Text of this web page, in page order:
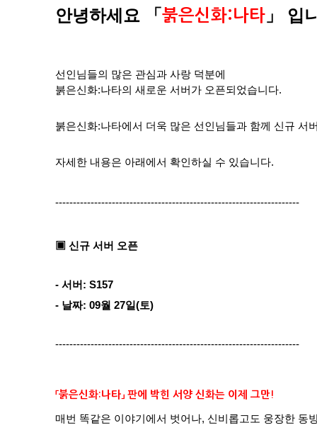
안녕하세요
「붉은신화:나타 」 입
선인님들의 많은 관심과 사랑 덕분에
붉은신화:나타의 새로운 서버가 오픈되었습니다.​
붉은신화:나타에서 더욱 많은 선인님들과 함께 신규 서
자세한 내용은 아래에서 확인하실 수 있습니다.
---------------------------------------------------------------------
▣ 신규 서버 오픈
- 서버: S157
- 날짜: 09월 27일(토)
---------------------------------------------------------------------
「붉은신화:나타」 판에 박힌 서양 신화는 이제 그만!
매번 똑같은 이야기에서 벗어나, 신비롭고도 웅장한 동